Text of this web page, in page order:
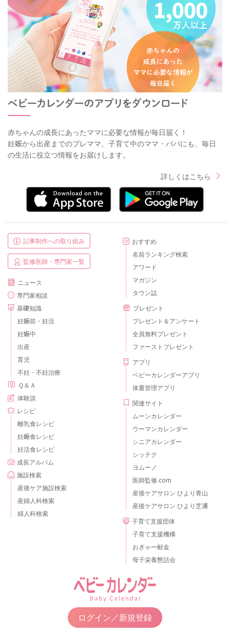
赤ちゃんの成長にあったママに必要な情報が毎日届く！
妊娠から出産までのプレママ、子育て中のママ・パパにも、毎日
の生活に役立つ情報をお届けします。
詳しくはこちら
記事制作への取り組み
監修医師・専門家一覧
ニュース
専門家相談
基礎知識
妊娠前・妊活
妊娠中
出産
育児
不妊・不妊治療
Ｑ＆Ａ
体験談
レシピ
離乳食レシピ
妊娠食レシピ
妊活食レシピ
成長アルバム
施設検索
産後ケア施設検索
産婦人科検索
婦人科検索
おすすめ
名前ランキング検索
アワード
マガジン
タウン誌
プレゼント
プレゼント＆アンケート
全員無料プレゼント
ファーストプレゼント
アプリ
ベビーカレンダーアプリ
体重管理アプリ
関連サイト
ムーンカレンダー
ウーマンカレンダー
シニアカレンダー
シッテク
ヨムーノ
医師監修.com
産後ケアサロン ひより青山
産後ケアサロン ひより芝浦
子育て支援団体
子育て支援機構
おぎゃー献金
母子栄養懇話会
ログイン／新規登録